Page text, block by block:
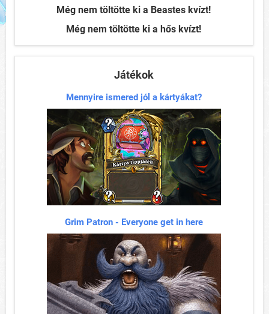
Még nem töltötte ki a Beastes kvízt!
Még nem töltötte ki a hős kvízt!
Játékok
Mennyire ismered jól a kártyákat?
Grim Patron - Everyone get in here